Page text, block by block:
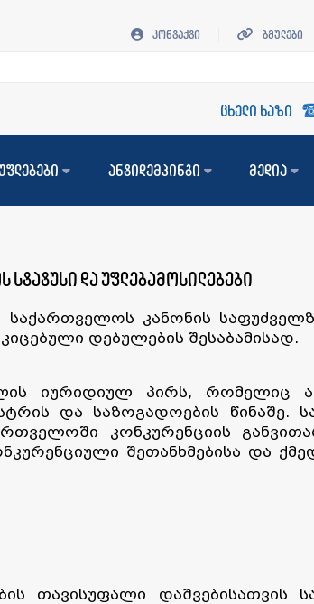
ცხელი ხაზი
კონტაქტი ბმულები
ანტიდემპინგი მედია
სტატუსი და უფლებამოსილებები
საქართველოს კანონის
დებულების შესაბამისად.
იურიდიულ პირს, რომელიც
და საზოგადოების წინაშე.
კონკურენციის
შეთანხმებისა და
თავისუფალი დაშვებისათვის